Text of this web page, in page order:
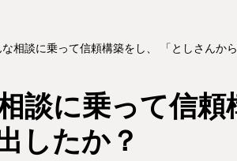
相談に乗って信頼構築をし、 「としさんか
談に乗って信
したか？